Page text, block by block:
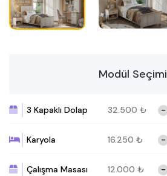
Modül Seçimi
3 Kapaklı Dolap 32.500 ₺ -
Karyola 16.250 ₺ -
Çalışma Masası 12.000 ₺ -